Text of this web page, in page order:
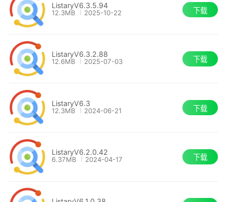
命令
使用Listary的命令功能，您可以使用一组热键
命令快速完成诸如打开上一个文件夹，浏览当前文
件夹，复制文件夹路径，转到应用程序文件夹，将
列表导出为CSV，显示隐藏文件等任务。全部使用
单击或键命令。
网页搜索和网站发布
接在Listary的命令窗口中键入搜索，以启动任何网
改进：改进了双击Ctrl的激活能力，并解决了
以前某些情况下无法激活的问题。
修复：修复了选项中新增动作不完整的问题。
ListaryV6.3.5.94
12.3MB 2025-10-22 下载
ListaryV6.3.2.88
12.6MB 2025-07-03 下载
ListaryV6.3
12.3MB 2024-06-21 下载
ListaryV6.2.0.42
6.37MB 2024-04-17 下载